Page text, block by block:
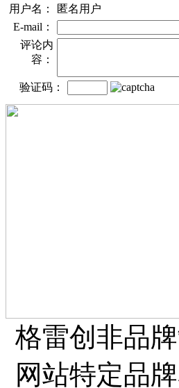
用户名：
匿名用户
E-mail：
评论内
容：
验证码：
格雷创非品
网站特定品